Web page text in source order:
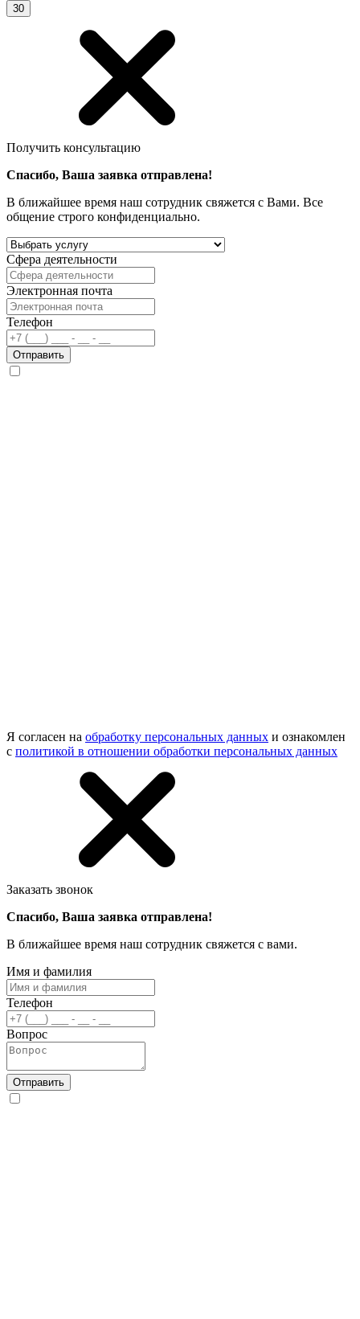
30
Получить консультацию
Спасибо, Ваша заявка отправлена!
В ближайшее время наш сотрудник свяжется с Вами. Все
общение строго конфиденциально.
Сфера деятельности
Электронная почта
Телефон
Отправить
Я согласен на обработку персональных данных и ознакомлен
с политикой в отношении обработки персональных данных
Заказать звонок
Спасибо, Ваша заявка отправлена!
В ближайшее время наш сотрудник свяжется с вами.
Имя и фамилия
Телефон
Вопрос
Отправить